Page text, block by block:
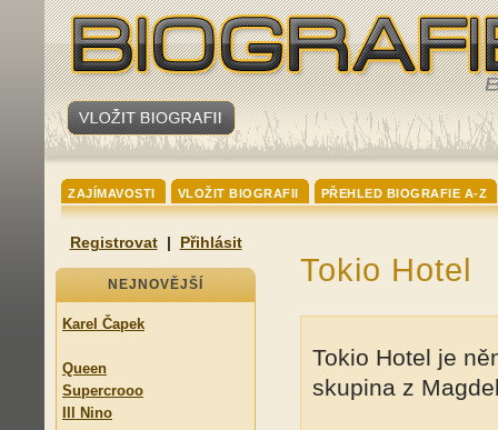
ZAJÍMAVOSTI VLOŽIT BIOGRAFII PŘEHLED BIOGRAFIE A-Z
Registrovat| Přihlásit
NEJNOVĚJŠÍ
Karel Čapek
Queen
Supercrooo
Ill Nino
Tokio Hotel
Tokio Hotel je
skupina z